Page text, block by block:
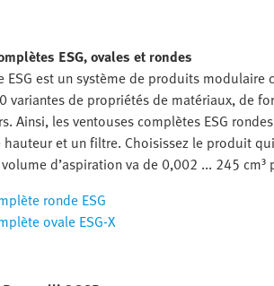
ESG, ovales et rondes
ESG est un système de produits
variantes de propriétés de matériaux, de
Ainsi, les ventouses complètes ESG
hauteur et un filtre. Choisissez le produit
d’aspiration va de 0,002 ... 245
ronde ESG
ovale ESG-X